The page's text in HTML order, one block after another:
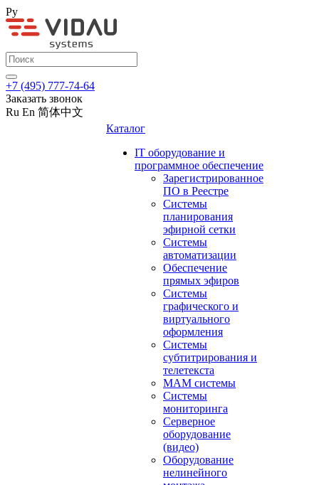
Ру
+7 (495) 777-74-64
Заказать звонок
Ru En 简体中文
Каталог
IT оборудование и
программное обеспечение
Зарегистрированное
ПО в Реестре
Системы
планирования
эфирной сетки
Системы
автоматизации
Обеспечение
прямых эфиров
Системы
графического и
виртуального
оформления
Системы
субтитрирования и
телетекста
MAM системы
Системы
мониторинга
Серверное
оборудование
(видео)
Оборудование
нелинейного